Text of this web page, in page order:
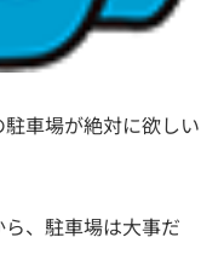
車場が絶対に欲しい
、駐車場は大事だ